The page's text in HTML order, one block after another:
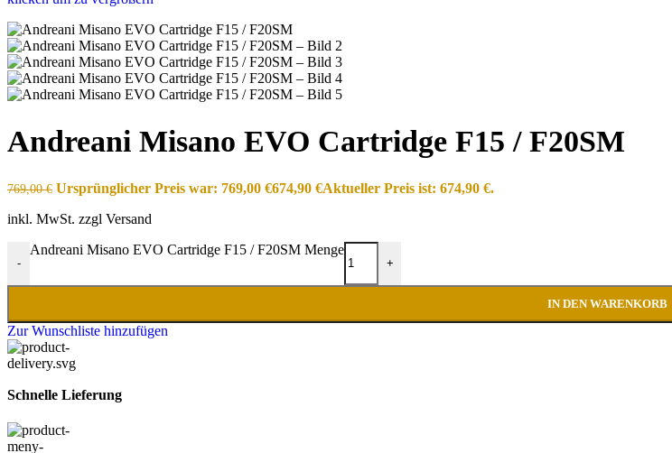
Andreani Misano EVO Cartridge F15 / F20SM
769,00€ Ursprünglicher Preis war: 769,00 €674,90 €Aktueller Preis ist: 674,90 €.
inkl. MwSt. zzgl Versand
-
Andreani Misano EVO Cartridge F15 / F20SM Menge
+
IN DEN WARENKORB
Zur Wunschliste hinzufügen
Schnelle Lieferung